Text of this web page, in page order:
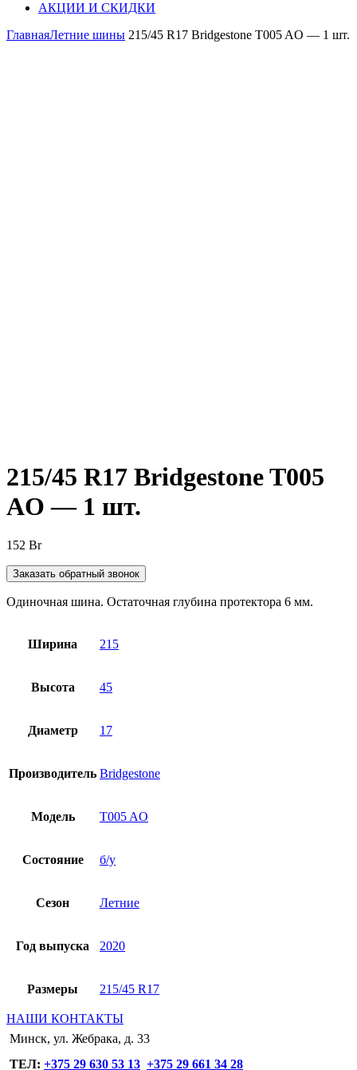
АКЦИИ И СКИДКИ
ГлавнаяЛетние шины 215/45 R17 Bridgestone T005 AO — 1 шт.
215/45 R17 Bridgestone T005
AO — 1 шт.
152 Br
Заказать обратный звонок
Одиночная шина. Остаточная глубина протектора 6 мм.
Ширина 215
Высота 45
Диаметр 17
Производитель Bridgestone
Модель T005 AO
Состояние б/у
Сезон Летние
Год выпуска 2020
Размеры 215/45 R17
НАШИ КОНТАКТЫ
Минск, ул. Жебрака, д. 33
ТЕЛ: +375 29 630 53 13 +375 29 661 34 28